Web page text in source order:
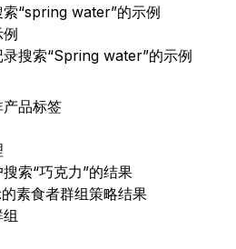
“spring water”的示例
搜索“Spring water”的示例
品标签
索“巧克力”的结果
素食者群组策略结果